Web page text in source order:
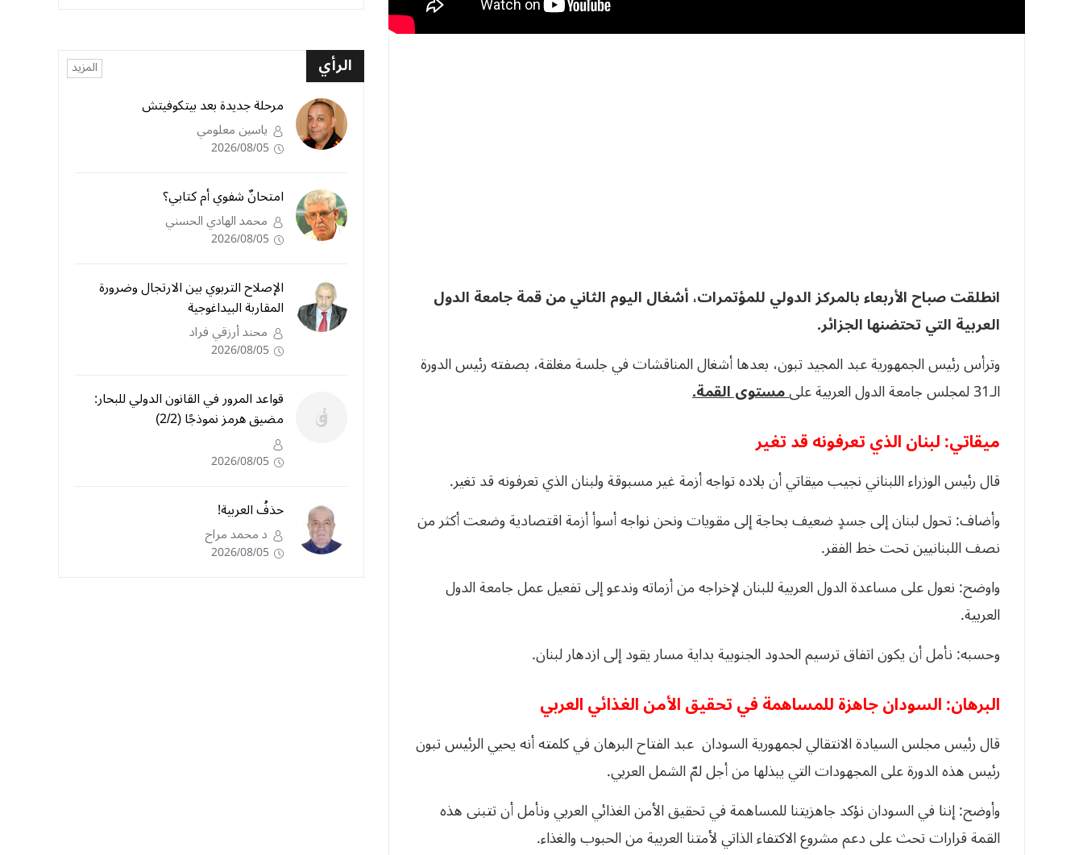
انطلقت صباح الأربعاء بالمركز الدولي للمؤتمرات، أشغال اليوم الثاني من قمة جامعة الدول
العربية التي تحتضنها الجزائر.
وترأس رئيس الجمهورية عبد المجيد تبون، بعدها أشغال المناقشات في جلسة مغلقة، بصفته رئيس الدورة
الـ31 لمجلس جامعة الدول العربية على
مستوى القمة.
ميقاتي: لبنان الذي تعرفونه قد تغير
قال رئيس الوزراء اللبناني نجيب ميقاتي أن بلاده تواجه أزمة غير مسبوقة ولبنان الذي تعرفونه قد تغير.
وأضاف: تحول لبنان إلى جسدٍ ضعيف بحاجة إلى مقويات ونحن نواجه أسوأ أزمة اقتصادية وضعت أكثر من
نصف اللبنانيين تحت خط الفقر.
واوضح: نعول على مساعدة الدول العربية للبنان لإخراجه من أزماته وندعو إلى تفعيل عمل جامعة الدول
العربية.
وحسبه: نأمل أن يكون اتفاق ترسيم الحدود الجنوبية بداية مسار يقود إلى ازدهار لبنان.
البرهان: السودان جاهزة للمساهمة في تحقيق الأمن الغذائي العربي
قال رئيس مجلس السيادة الانتقالي لجمهورية السودان عبد الفتاح البرهان في كلمته أنه يحيي الرئيس تبون
رئيس هذه الدورة على المجهودات التي يبذلها من أجل لمّ الشمل العربي.
وأوضح: إننا في السودان نؤكد جاهزيتنا للمساهمة في تحقيق الأمن الغذائي العربي ونأمل أن تتبنى هذه
القمة قرارات تحث على دعم مشروع الاكتفاء الذاتي لأمتنا العربية من الحبوب والغذاء.
الرأي المزيد
مرحلة جديدة بعد بيتكوفيتش
ياسين معلومي
2026/08/05
امتحانٌ شفوي أم كتابي؟
محمد الهادي الحسني
2026/08/05
الإصلاح التربوي بين الارتجال وضرورة
المقاربة البيداغوجية
محند أرزقي فراد
2026/08/05
قواعد المرور في القانون الدولي للبحار:
مضيق هرمز نموذجًا (2/2)
2026/08/05
حذفُ العربية!
د محمد مراح
2026/08/05